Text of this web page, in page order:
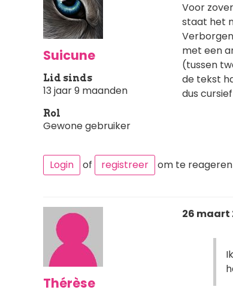
Suicune
Lid sinds
13 jaar 9 maanden
Rol
Gewone gebruiker
Voor
staat het
met een
(tussen
de tekst
dus
Login of registreer om te reageren
Thérèse
26 maart